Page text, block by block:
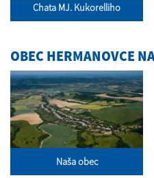
Chata MJ. Kukorelliho
OBEC HERMANOVCE
Naša obec